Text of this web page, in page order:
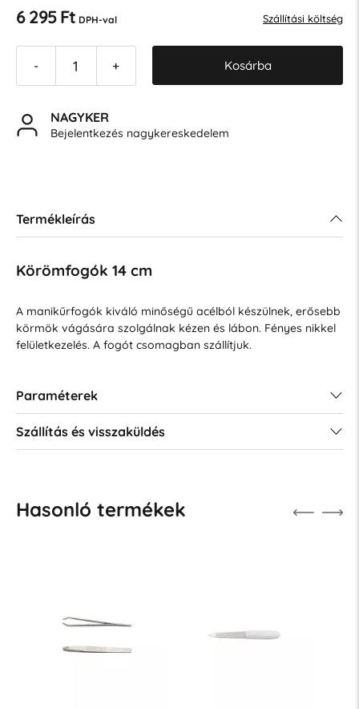
6 295 Ft DPH-val Szállítási költség
- + Kosárba
NAGYKER
Bejelentkezés nagykereskedelem
Termékleírás
Körömfogók 14 cm
A manikűrfogók kiváló minőségű acélból készülnek, erősebb
körmök vágására szolgálnak kézen és lábon. Fényes nikkel
felületkezelés. A fogót csomagban szállítjuk.
Paraméterek
Szállítás és visszaküldés
Hasonló termékek